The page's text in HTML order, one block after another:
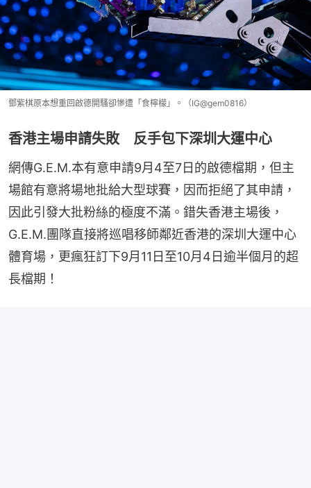
鄧紫棋原本想重回啟德開騷卻慘遭「食檸檬」。（IG@gem0816）
香港主場申請失敗 反手包下深圳大運中心
網傳G.E.M.本有意申請9月4至7日的啟德檔期，但主
場館有意將場地批給大型球賽，因而拒絕了其申請，
因此引發大批粉絲的極度不滿。錯失香港主場後，
G.E.M.團隊直接將巡唱移師鄰近香港的深圳大運中心
體育場，更瘋狂訂下9月11日至10月4日逾半個月的超
長檔期！